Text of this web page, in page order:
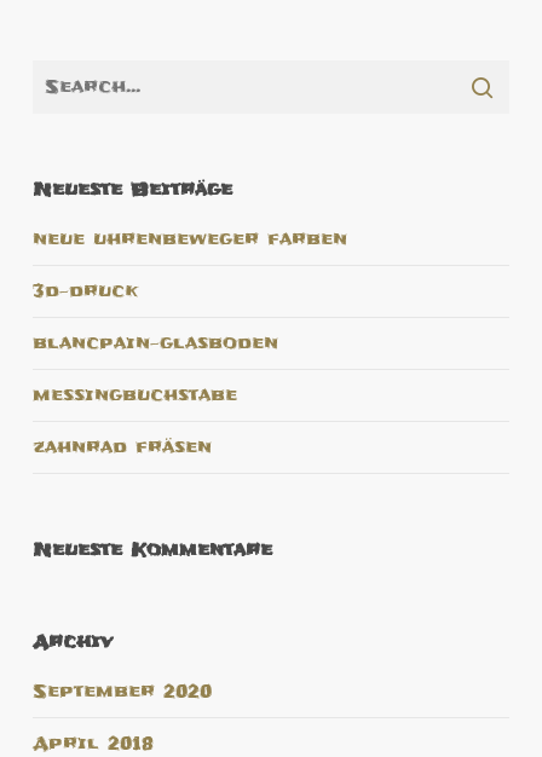
Neueste Beiträge
neue uhrenbeweger farben
3d-druck
blancpain-glasboden
messingbuchstabe
zahnrad fräsen
Neueste Kommentare
Archiv
September 2020
April 2018